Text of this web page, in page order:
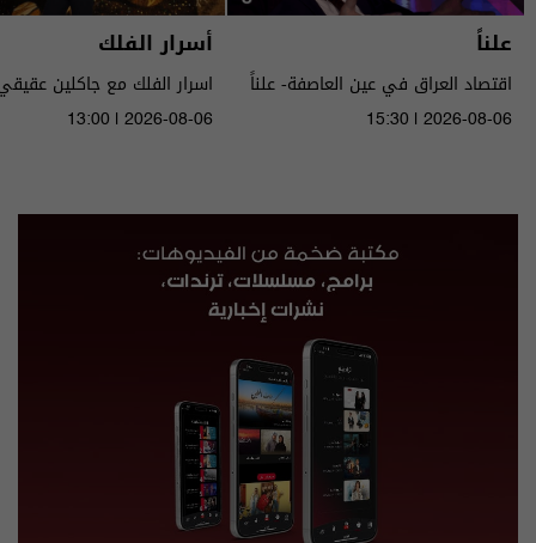
علناً
اقتصاد العراق في عين العاصفة- علناً
م٥ - الحلقة ٨ | الموسم ٥
15:30 | 2026-08-06
أسرار الفلك
الى ١٤ آب ٢٠٢٦ | 2026
13:00 | 2026-08-06